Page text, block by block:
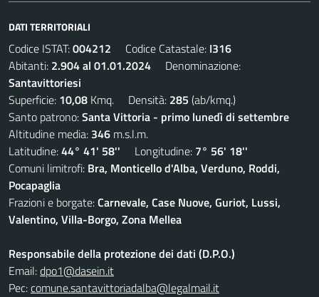
DATI TERRITORIALI
Codice ISTAT:004212 Codice Catastale: I316
Abitanti: 2.904 al 01.01.2024 Denominazione:
Santavittoriesi
Superficie: 10,08 Kmq. Densità: 285 (ab/kmq.)
Santo patrono:Santa Vittoria - primo lunedì di settembre
Altitudine media: 346 m.s.l.m.
Latitudine:44° 41' 58'' Longitudine: 7° 56' 18''
Comuni limitrofi: Bra, Monticello d'Alba, Verduno, Roddi,
Pocapaglia
Frazioni e borgate:Carnevale, Case Nuove, Guriot, Lussi,
Valentino, Villa-Borgo, Zona Mellea
Responsabile della protezione dei dati (D.P.O.)
Email:dpo1@dasein.it
Pec:comune.santavittoriadalba@legalmail.it